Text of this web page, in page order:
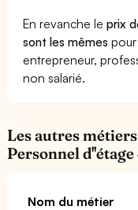
En revanche leprix
sont les mêmes
entrepreneur,
non salarié.
Les autres
Personnel
Nom du métier